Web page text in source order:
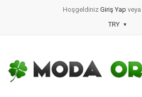
Hoşgeldiniz Giriş Yap veya
TRY